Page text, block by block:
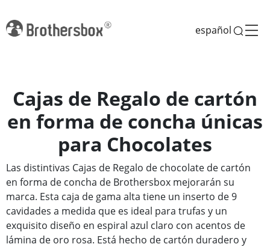
español
Cajas de Regalo de cartón
en forma de concha únicas
para Chocolates
Las distintivas Cajas de Regalo de chocolate de cartón
en forma de concha de Brothersbox mejorarán su
marca. Esta caja de gama alta tiene un inserto de 9
cavidades a medida que es ideal para trufas y un
exquisito diseño en espiral azul claro con acentos de
lámina de oro rosa. Está hecho de cartón duradero y